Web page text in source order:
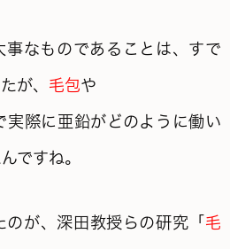
事なものであることは、すで
が、 毛包や
実際に亜鉛がどのように働い
ですね。
のが、深田教授らの研究「 毛